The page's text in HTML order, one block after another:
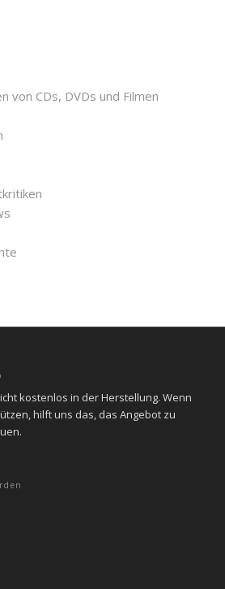
von CDs, DVDs und Filmen
kostenlos in der Herstellung. Wenn
hilft uns das, das Angebot zu